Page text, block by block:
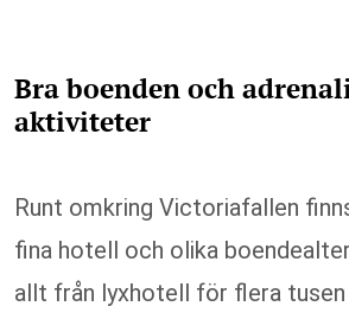
Bra boenden och
aktiviteter
Runt omkring Victoriafallen
fina hotell och olika
allt från lyxhotell för flera